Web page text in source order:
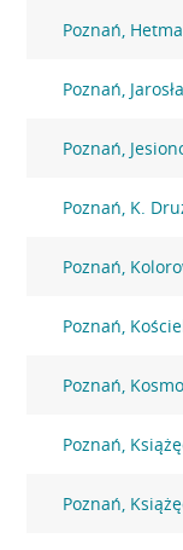
Poznań,
Poznań,
Poznań,
Poznań, K.
Poznań,
Poznań,
Poznań,
Poznań,
Poznań,